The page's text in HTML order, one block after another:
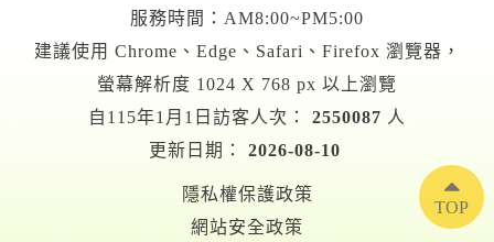
服務時間：AM8:00~PM5:00
建議使用 Chrome、Edge、Safari、Firefox 瀏覽器，
螢幕解析度 1024 X 768 px 以上瀏覽
自115年1月1日訪客人次：
2550087 人
更新日期：
2026-08-10
隱私權保護政策
網站安全政策
TOP